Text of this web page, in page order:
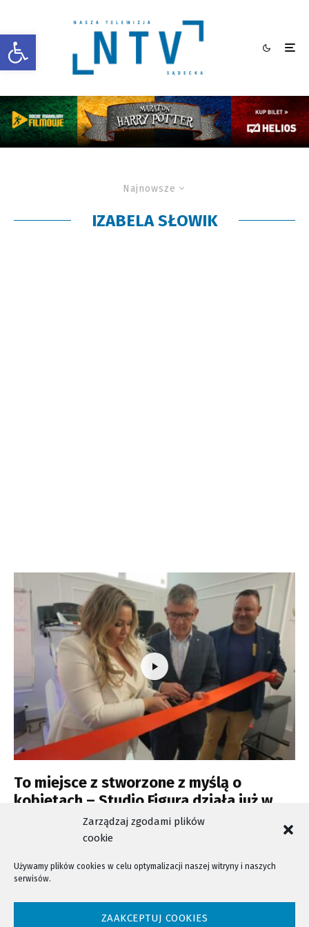
Otwórz pasek narzędzi
Zarządzaj zgodami plików
cookie
Używamy plików cookies w celu optymalizacji naszej witryny i naszych
serwisów.
ZAAKCEPTUJ COOKIES
Najnowsze
IZABELA SŁOWIK
To miejsce z stworzone z myślą o
kobietach – Studio Figura działa już w
Starym Sączu
NTV - Nasza Telewizja Sądecka © 2023 Wszystkie prawa zastrzeżone!